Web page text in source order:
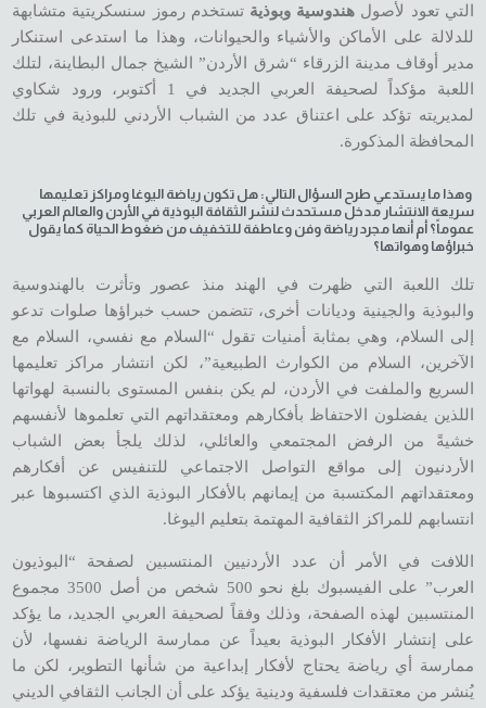
التي تعود لأصول هندوسية وبوذية تستخدم رموز سنسكريتية متشابهة
للدلالة على الأماكن والأشياء والحيوانات، وهذا ما استدعى استنكار
مدير أوقاف مدينة الزرقاء “شرق الأردن” الشيخ جمال البطاينة، لتلك
اللعبة مؤكداً لصحيفة العربي الجديد في 1 أكتوبر، ورود شكاوي
لمديريته تؤكد على اعتناق عدد من الشباب الأردني للبوذية في تلك
المحافظة المذكورة.
وهذا ما يستدعي طرح السؤال التالي: هل تكون رياضة اليوغا ومراكز تعليمها
سريعة الانتشار مدخل مستحدث لنشر الثقافة البوذية في الأردن والعالم العربي
عموماً؟ أم أنها مجرد رياضة وفن وعاطفة للتخفيف من ضغوط الحياة كما يقول
خبراؤها وهواتها؟
تلك اللعبة التي ظهرت في الهند منذ عصور وتأثرت بالهندوسية
والبوذية والجينية وديانات أخرى، تتضمن حسب خبراؤها صلوات تدعو
إلى السلام، وهي بمثابة أمنيات تقول “السلام مع نفسي، السلام مع
الآخرين، السلام من الكوارث الطبيعية”، لكن انتشار مراكز تعليمها
السريع والملفت في الأردن، لم يكن بنفس المستوى بالنسبة لهواتها
اللذين يفضلون الاحتفاظ بأفكارهم ومعتقداتهم التي تعلموها لأنفسهم
خشيةً من الرفض المجتمعي والعائلي، لذلك يلجأ بعض الشباب
الأردنيون إلى مواقع التواصل الاجتماعي للتنفيس عن أفكارهم
ومعتقداتهم المكتسبة من إيمانهم بالأفكار البوذية الذي اكتسبوها عبر
انتسابهم للمراكز الثقافية المهتمة بتعليم اليوغا.
اللافت في الأمر أن عدد الأردنيين المنتسبين لصفحة “البوذيون
العرب” على الفيسبوك بلغ نحو 500 شخص من أصل 3500 مجموع
المنتسبين لهذه الصفحة، وذلك وفقاً لصحيفة العربي الجديد، ما يؤكد
على إنتشار الأفكار البوذية بعيداً عن ممارسة الرياضة نفسها، لأن
ممارسة أي رياضة يحتاج لأفكار إبداعية من شأنها التطوير، لكن ما
يُنشر من معتقدات فلسفية ودينية يؤكد على أن الجانب الثقافي الديني